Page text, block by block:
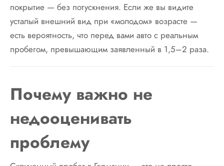
покрытие — без потускнения. Если же вы видите
усталый внешний вид при «молодом» возрасте —
есть вероятность, что перед вами авто с реальным
пробегом, превышающим заявленный в 1,5–2 раза.
Почему важно не
недооценивать
проблему